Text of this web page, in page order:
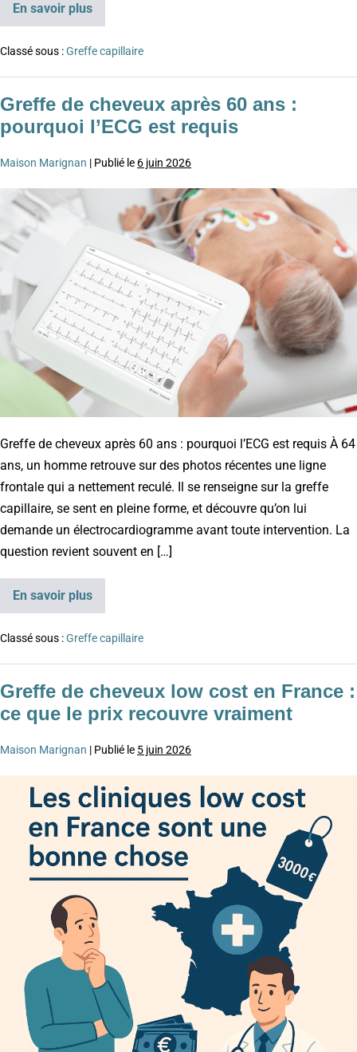
En savoir plus
Classé sous :Greffe capillaire
Greffe de cheveux après 60 ans :
pourquoi l’ECG est requis
Maison Marignan | Publié le 6 juin 2026
Greffe de cheveux après 60 ans : pourquoi l’ECG est requis À 64
ans, un homme retrouve sur des photos récentes une ligne
frontale qui a nettement reculé. Il se renseigne sur la greffe
capillaire, se sent en pleine forme, et découvre qu’on lui
demande un électrocardiogramme avant toute intervention. La
question revient souvent en […]
En savoir plus
Classé sous :Greffe capillaire
Greffe de cheveux low cost en France :
ce que le prix recouvre vraiment
Maison Marignan | Publié le 5 juin 2026